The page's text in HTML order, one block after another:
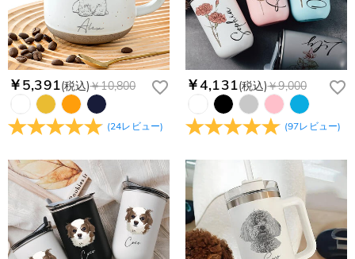
￥5,391(税込)￥10,800
(24レビュー)
￥4,131(税込)￥9,000
(97レビュー)